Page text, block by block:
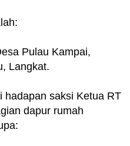
Pulau Kampai,
Langkat.
hadapan saksi Ketua RT
dapur rumah